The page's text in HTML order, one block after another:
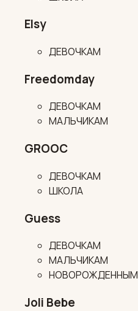
Elsy
ДЕВОЧКАМ
Freedomday
ДЕВОЧКАМ
МАЛЬЧИКАМ
GROOC
ДЕВОЧКАМ
ШКОЛА
Guess
ДЕВОЧКАМ
МАЛЬЧИКАМ
НОВОРОЖДЕННЫМ
Joli Bebe